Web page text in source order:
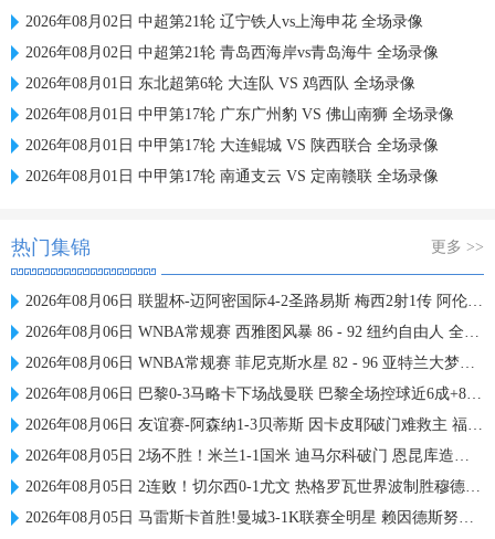
2026年08月02日 中超第21轮 辽宁铁人vs上海申花 全场录像
2026年08月02日 中超第21轮 青岛西海岸vs青岛海牛 全场录像
2026年08月01日 东北超第6轮 大连队 VS 鸡西队 全场录像
2026年08月01日 中甲第17轮 广东广州豹 VS 佛山南狮 全场录像
2026年08月01日 中甲第17轮 大连鲲城 VS 陕西联合 全场录像
2026年08月01日 中甲第17轮 南通支云 VS 定南赣联 全场录像
热门集锦 更多 >>
2026年08月06日 联盟杯-迈阿密国际4-2圣路易斯 梅西2射1传 阿伦助攻戴帽
2026年08月06日 WNBA常规赛 西雅图风暴 86 - 92 纽约自由人 全场集锦
2026年08月06日 WNBA常规赛 菲尼克斯水星 82 - 96 亚特兰大梦想 全场集锦
2026年08月06日 巴黎0-3马略卡下场战曼联 巴黎全场控球近6成+8射3正未果
2026年08月06日 友谊赛-阿森纳1-3贝蒂斯 因卡皮耶破门难救主 福纳尔斯1射2传
2026年08月05日 2场不胜！米兰1-1国米 迪马尔科破门 恩昆库造点+点射拉莫斯登场
2026年08月05日 2连败！切尔西0-1尤文 热格罗瓦世界波制胜穆德里克时隔614天复出
2026年08月05日 马雷斯卡首胜!曼城3-1K联赛全明星 赖因德斯努里破门塞梅尼奥助攻